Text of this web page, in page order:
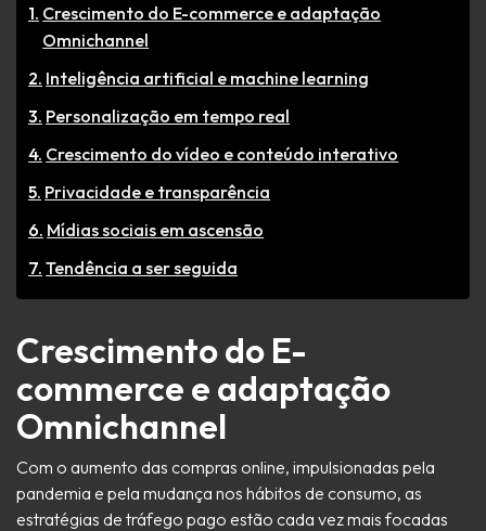
Crescimento do E-commerce e adaptação
Omnichannel
Inteligência artificial e machine learning
Personalização em tempo real
Crescimento do vídeo e conteúdo interativo
Privacidade e transparência
Mídias sociais em ascensão
Tendência a ser seguida
Crescimento do E-
commerce e adaptação
Omnichannel
Com o aumento das compras online, impulsionadas pela
pandemia e pela mudança nos hábitos de consumo, as
estratégias de tráfego pago estão cada vez mais focadas